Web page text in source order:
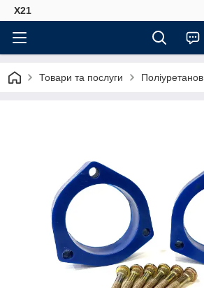
Х21
Товари та послуги